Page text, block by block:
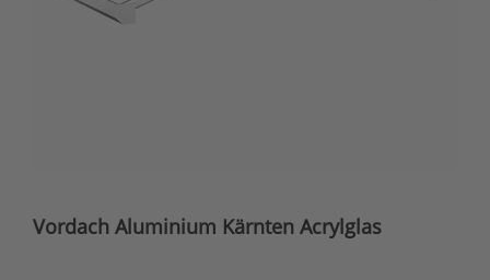
Vordach Aluminium Kärnten Acrylglas